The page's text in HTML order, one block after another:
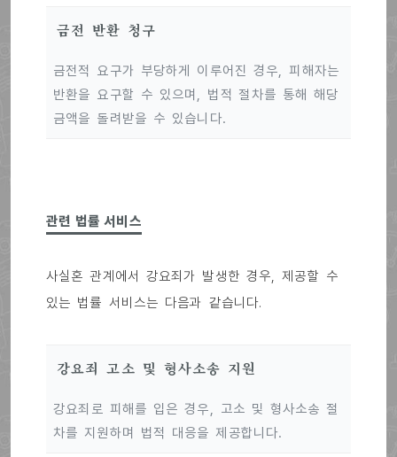
금전 반환 청구
금전적 요구가 부당하게 이루어진 경우, 피해자는
반환을 요구할 수 있으며, 법적 절차를 통해 해당
금액을 돌려받을 수 있습니다.
관련 법률 서비스
사실혼 관계에서 강요죄가 발생한 경우, 제공할 수
있는 법률 서비스는 다음과 같습니다.
강요죄 고소 및 형사소송 지원
강요죄로 피해를 입은 경우, 고소 및 형사소송 절
차를 지원하며 법적 대응을 제공합니다.